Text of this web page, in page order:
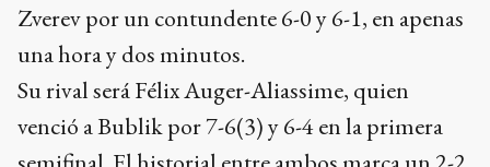
Zverev por un contundente 6-0 y 6-1, en apenas
una hora y dos minutos.
Su rival será Félix Auger-Aliassime, quien
venció a Bublik por 7-6(3) y 6-4 en la primera